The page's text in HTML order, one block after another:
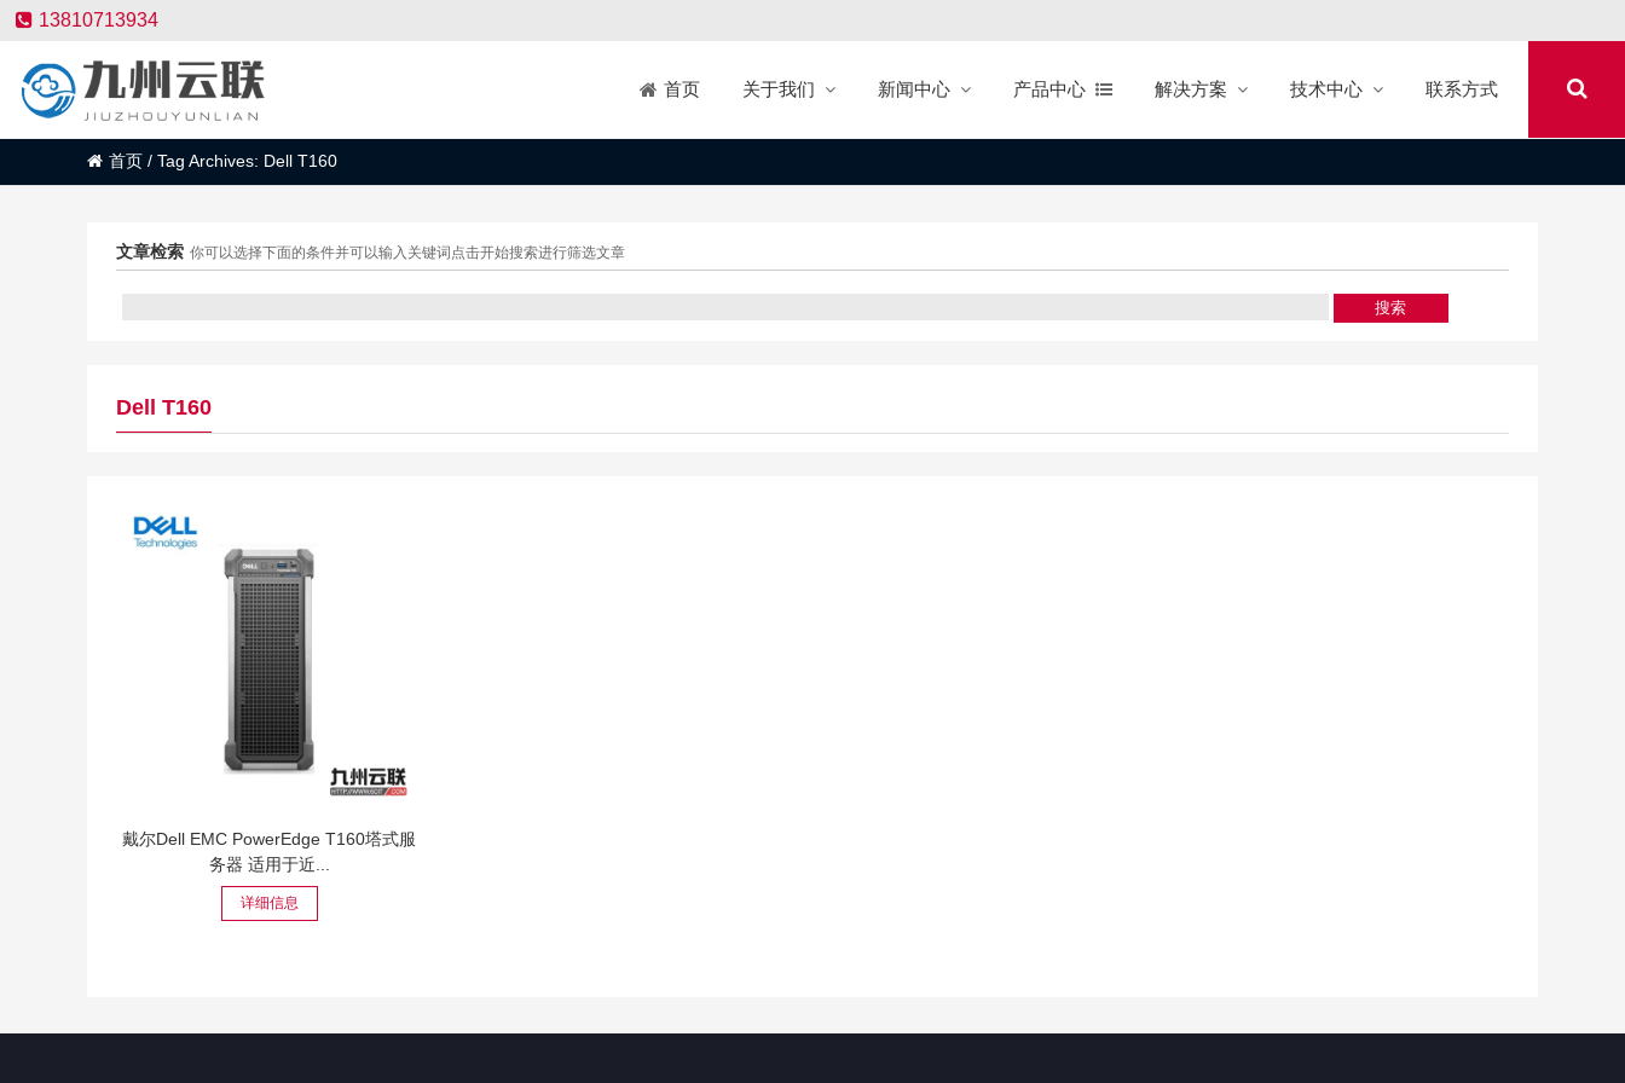
13810713934
首页 关于我们 新闻中心 产品中心 解决方案 技术中心 联系方式
首页 / Tag Archives: Dell T160
文章检索 你可以选择下面的条件并可以输入关键词点击开始搜索进行筛选文章
Dell T160
戴尔Dell EMC PowerEdge T160塔式服
务器 适用于近...
详细信息